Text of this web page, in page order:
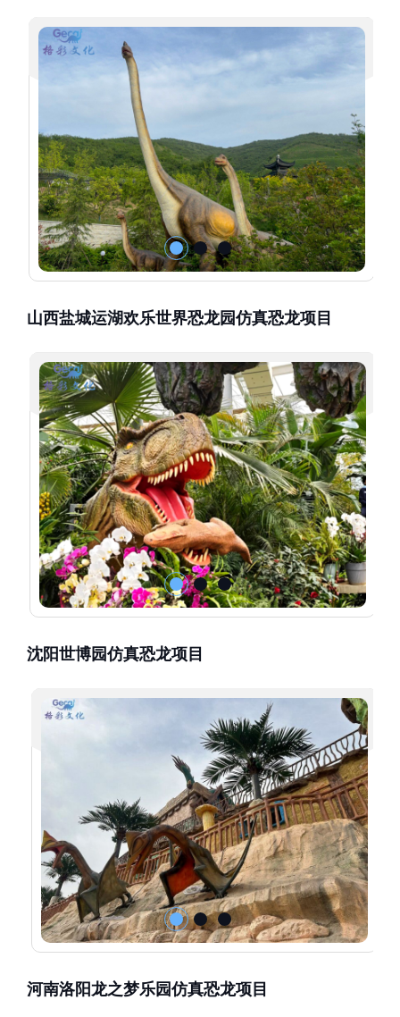
山西盐城运湖欢乐世界恐龙园仿真恐龙项目
沈阳世博园仿真恐龙项目
河南洛阳龙之梦乐园仿真恐龙项目